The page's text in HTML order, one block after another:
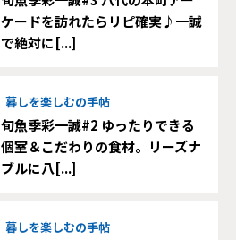
ケードを訪れたらリピ確実♪一誠
で絶対に[...]
暮しを楽しむの手帖
旬魚季彩一誠#2 ゆったりできる
個室＆こだわりの食材。リーズナ
ブルに八[...]
暮しを楽しむの手帖